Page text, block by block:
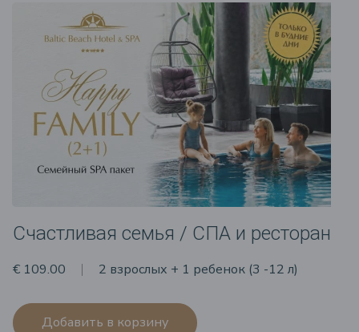
Счастливая семья / СПА и ресторан
€ 109.00 2 взрослых + 1 ребенок (3 -12 л)
Добавить в корзину